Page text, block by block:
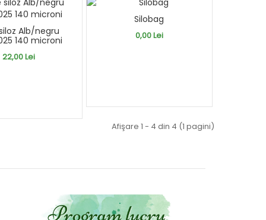
Alb/negru
140 microni
22,00 Lei
Silobag
0,00 Lei
Afişare 1 - 4 din 4 (1 pagini)